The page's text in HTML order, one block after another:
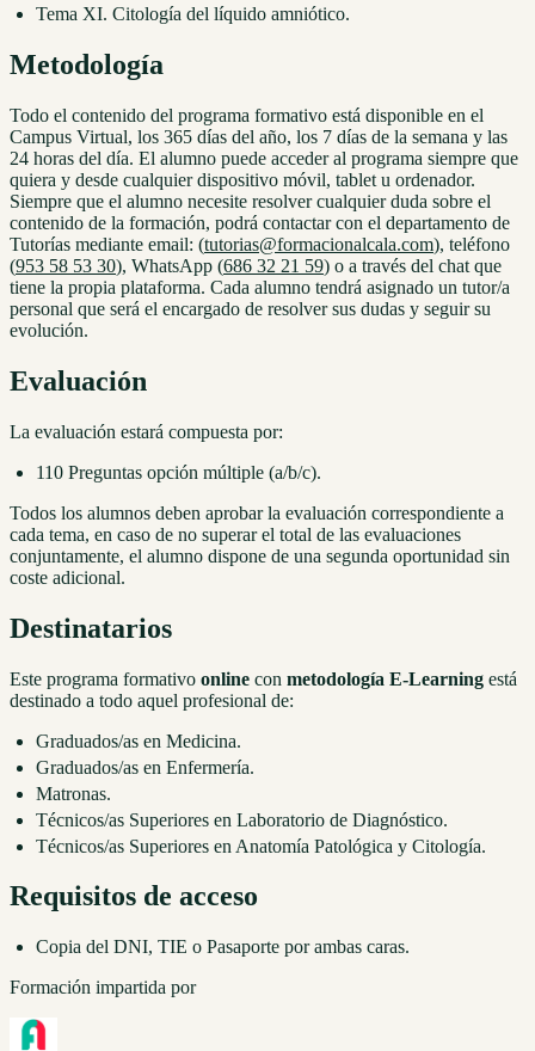
Tema XI. Citología del líquido amniótico.
Metodología
Todo el contenido del programa formativo está disponible en el
Campus Virtual, los 365 días del año, los 7 días de la semana y las
24 horas del día. El alumno puede acceder al programa siempre que
quiera y desde cualquier dispositivo móvil, tablet u ordenador.
Siempre que el alumno necesite resolver cualquier duda sobre el
contenido de la formación, podrá contactar con el departamento de
Tutorías mediante email: (tutorias@formacionalcala.com), teléfono
(953 58 53 30), WhatsApp (686 32 21 59) o a través del chat que
tiene la propia plataforma. Cada alumno tendrá asignado un tutor/a
personal que será el encargado de resolver sus dudas y seguir su
evolución.
Evaluación
La evaluación estará compuesta por:
110 Preguntas opción múltiple (a/b/c).
Todos los alumnos deben aprobar la evaluación correspondiente a
cada tema, en caso de no superar el total de las evaluaciones
conjuntamente, el alumno dispone de una segunda oportunidad sin
coste adicional.
Destinatarios
Este programa formativo online con metodología E-Learning está
destinado a todo aquel profesional de:
Graduados/as en Medicina.
Graduados/as en Enfermería.
Matronas.
Técnicos/as Superiores en Laboratorio de Diagnóstico.
Técnicos/as Superiores en Anatomía Patológica y Citología.
Requisitos de acceso
Copia del DNI, TIE o Pasaporte por ambas caras.
Formación impartida por